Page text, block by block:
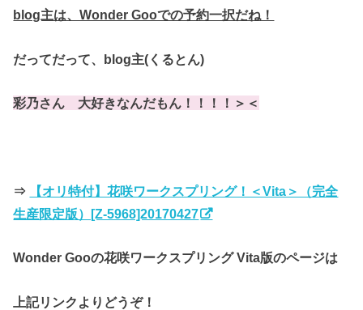
blog主は、Wonder Gooでの予約一択だね！
だってだって、blog主(くるとん)
彩乃さん 大好きなんだもん！！！！＞＜
⇒
【オリ特付】花咲ワークスプリング！＜Vita＞（完全
生産限定版）[Z-5968]20170427
Wonder Gooの花咲ワークスプリング Vita版のページは
上記リンクよりどうぞ！